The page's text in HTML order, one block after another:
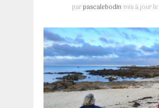
parpascalebodin mis à jour le